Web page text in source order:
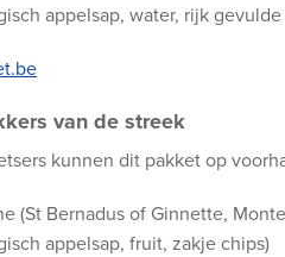
appelsap, water, rijk
van de streek
kunnen dit pakket op
(St Bernadus of Ginnette,
appelsap, fruit, zakje chips)